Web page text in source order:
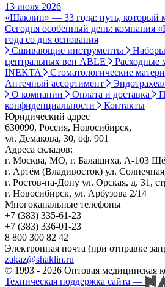
13 июля 2026
«Шаклин» — 33 года: путь, который
Сегодня особенный день: компания
года со дня основания
Сшивающие инструменты
Наборы
центральных вен ABLE
Расходные
INEKTA
Стоматологические
Аптечный ассортимент
О компании
Оплата и доставка
конфиденциальности
Контакты
Юридический адрес
630090, Россия, Новосибирск,
ул. Демакова, 30, оф. 901
Адреса складов:
г. Москва, МО, г. Балашиха, А-103
г. Артём (Владивосток) ул.
г. Ростов-на-Дону ул. Орская, д. 31,
г. Новосибирск, ул. Арбузова 2/14
Многоканальные телефоны
+7 (383) 335-61-23
+7 (383) 336-01-23
8 800 300 82 42
Электронная почта (при отправке
zakaz@shaklin.ru
© 1993 - 2026 Оптовая медицинская
Техническая поддержка сайта —